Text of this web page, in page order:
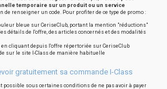
temporaire sur un produit ou un service
de renseigner un code. Pour profiter de ce type de promo :
bleue sur CeriseClub, portant la mention "réductions"
détails de l'offre, des articles concernés et des modalités
en cliquant depuis l'offre répertoriée sur CeriseClub
sur le site I-Class de manière habituelle
gratuitement sa commande I-Class
possible sous certaines conditions de ne pas avoir à payer